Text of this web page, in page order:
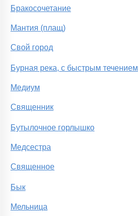
Бракосочетание
Мантия (плащ)
Свой город
Бурная река, с быстрым течением
Медиум
Священник
Бутылочное горлышко
Медсестра
Священное
Бык
Мельница